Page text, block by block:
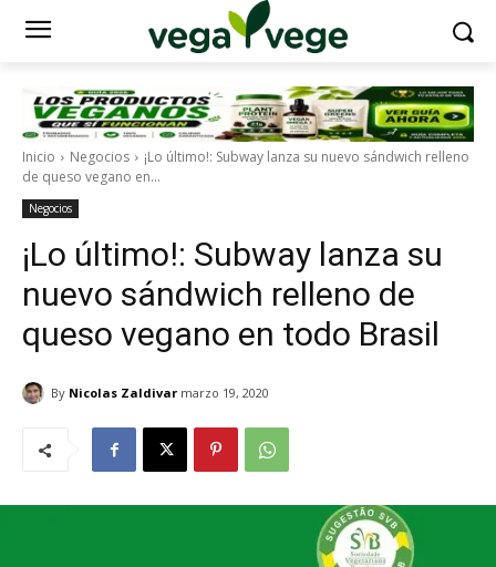
Inicio Negocios
¡Lo último!: Subway lanza su nuevo sándwich relleno
de queso vegano en...
Negocios
¡Lo último!: Subway lanza su
nuevo sándwich relleno de
queso vegano en todo Brasil
By Nicolas Zaldivar marzo 19, 2020